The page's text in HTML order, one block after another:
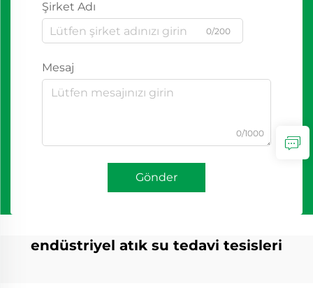
Şirket Adı
0/200
Mesaj
0/1000
Gönder
endüstriyel atık su tedavi tesisleri